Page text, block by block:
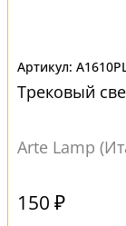
Трековый
Arte Lamp
150 ₽